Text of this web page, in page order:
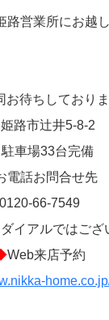
路営業所にお越
お待ちしており
姫路市辻井5-8-2
駐車場33台完備
電話お問合せ先
0120-66-7549
イアルではござ
Web来店予約